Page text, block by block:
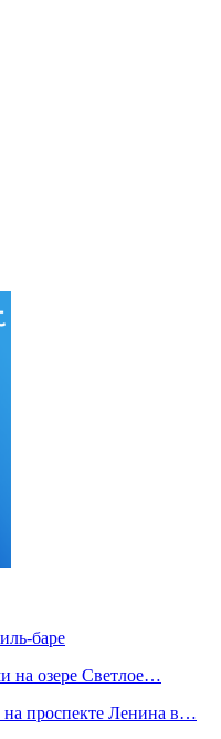
баре
на озере Светлое…
на проспекте Ленина в…